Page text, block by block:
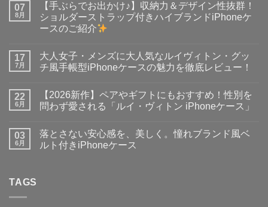
07
8月
【手ぶらでお出かけ♪】収納力＆デザイン性抜群！
ショルダーストラップ付きハイブランドiPhoneケ
ースのご紹介
ら
で
お
♪】
収
＆
デ
ザ
ン
ト
は
り
ま
17
7月
大人女子・メンズに大人気なルイヴィトン・グッ
チ風手帳型iPhoneケースの魅力を徹底レビュー！
子・
メ
に
大
人
ト
は
あ
り
ま
22
6月
【2026新作】ペアやギフトにもおすすめ！性別を
問わず愛される「ルイ・ヴィトン iPhoneケース」
作】
ペ
ア
ン
ト
は
03
6月
落とさない安心感を、美しく。憧れブランド風ベ
ルト付きiPhoneケース
TAGS